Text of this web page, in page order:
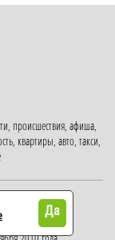
происшествия, афиша,
квартиры, авто, такси,
Да